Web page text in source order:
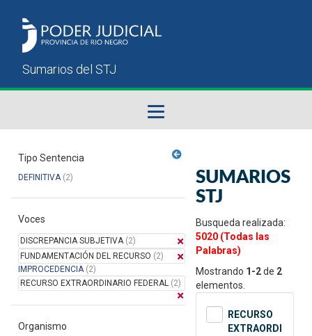
Sumarios del STJ
Manual del Usuario
Tipo Sentencia
DEFINITIVA(2)
Voces
DISCREPANCIA SUBJETIVA(2)
FUNDAMENTACIÓN DEL RECURSO (2)
IMPROCEDENCIA(2)
RECURSO EXTRAORDINARIO FEDERAL (2)
Organismo
SUMARIOS
STJ
Busqueda realizada:
5020 (Todas las
Palabras)
Mostrando 1-2de 2
elementos.
RECURSO
EXTRAORDI